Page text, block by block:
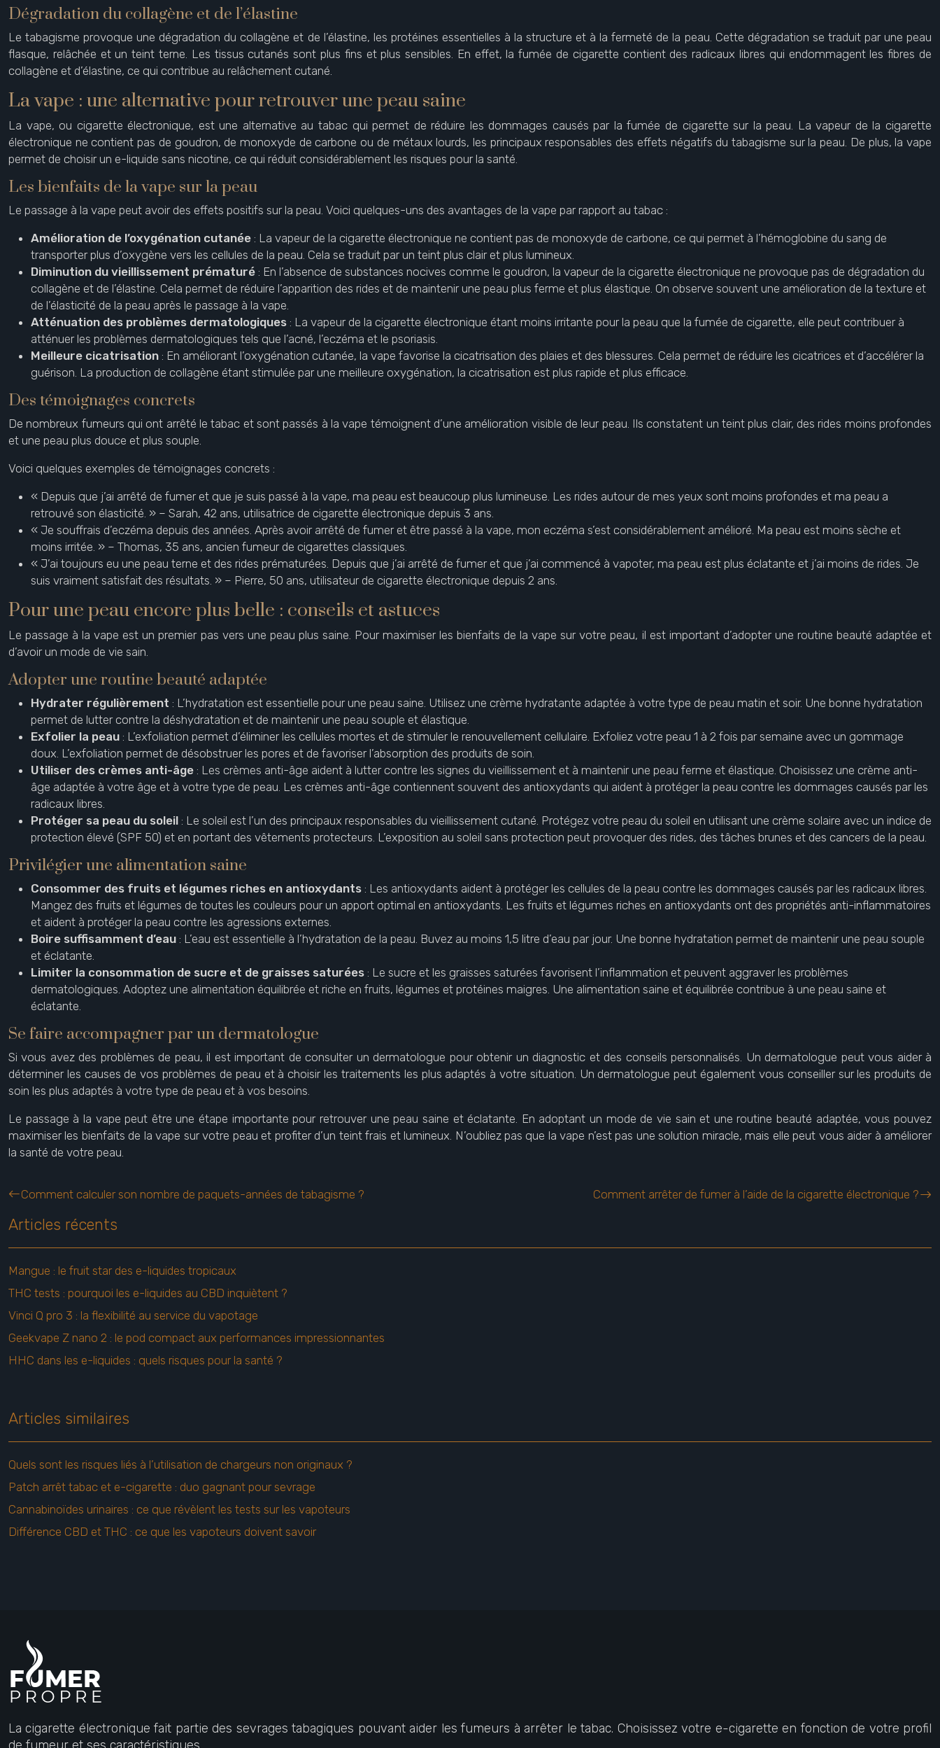
Dégradation du collagène et de l’élastine
Le tabagisme provoque une dégradation du collagène et de l’élastine, les protéines essentielles à la structure et à la fermeté de la peau. Cette dégradation se traduit par une peau
flasque, relâchée et un teint terne. Les tissus cutanés sont plus fins et plus sensibles. En effet, la fumée de cigarette contient des radicaux libres qui endommagent les fibres de
collagène et d’élastine, ce qui contribue au relâchement cutané.
La vape : une alternative pour retrouver une peau saine
La vape, ou cigarette électronique, est une alternative au tabac qui permet de réduire les dommages causés par la fumée de cigarette sur la peau. La vapeur de la cigarette
électronique ne contient pas de goudron, de monoxyde de carbone ou de métaux lourds, les principaux responsables des effets négatifs du tabagisme sur la peau. De plus, la vape
permet de choisir un e-liquide sans nicotine, ce qui réduit considérablement les risques pour la santé.
Les bienfaits de la vape sur la peau
Le passage à la vape peut avoir des effets positifs sur la peau. Voici quelques-uns des avantages de la vape par rapport au tabac :
Amélioration de l’oxygénation cutanée : La vapeur de la cigarette électronique ne contient pas de monoxyde de carbone, ce qui permet à l’hémoglobine du sang de
transporter plus d’oxygène vers les cellules de la peau. Cela se traduit par un teint plus clair et plus lumineux.
Diminution du vieillissement prématuré : En l’absence de substances nocives comme le goudron, la vapeur de la cigarette électronique ne provoque pas de dégradation du
collagène et de l’élastine. Cela permet de réduire l’apparition des rides et de maintenir une peau plus ferme et plus élastique. On observe souvent une amélioration de la texture et
de l’élasticité de la peau après le passage à la vape.
Atténuation des problèmes dermatologiques : La vapeur de la cigarette électronique étant moins irritante pour la peau que la fumée de cigarette, elle peut contribuer à
atténuer les problèmes dermatologiques tels que l’acné, l’eczéma et le psoriasis.
Meilleure cicatrisation : En améliorant l’oxygénation cutanée, la vape favorise la cicatrisation des plaies et des blessures. Cela permet de réduire les cicatrices et d’accélérer la
guérison. La production de collagène étant stimulée par une meilleure oxygénation, la cicatrisation est plus rapide et plus efficace.
Des témoignages concrets
De nombreux fumeurs qui ont arrêté le tabac et sont passés à la vape témoignent d’une amélioration visible de leur peau. Ils constatent un teint plus clair, des rides moins profondes
et une peau plus douce et plus souple.
Voici quelques exemples de témoignages concrets :
« Depuis que j’ai arrêté de fumer et que je suis passé à la vape, ma peau est beaucoup plus lumineuse. Les rides autour de mes yeux sont moins profondes et ma peau a
retrouvé son élasticité. » – Sarah, 42 ans, utilisatrice de cigarette électronique depuis 3 ans.
« Je souffrais d’eczéma depuis des années. Après avoir arrêté de fumer et être passé à la vape, mon eczéma s’est considérablement amélioré. Ma peau est moins sèche et
moins irritée. » – Thomas, 35 ans, ancien fumeur de cigarettes classiques.
« J’ai toujours eu une peau terne et des rides prématurées. Depuis que j’ai arrêté de fumer et que j’ai commencé à vapoter, ma peau est plus éclatante et j’ai moins de rides. Je
suis vraiment satisfait des résultats. » – Pierre, 50 ans, utilisateur de cigarette électronique depuis 2 ans.
Pour une peau encore plus belle : conseils et astuces
Le passage à la vape est un premier pas vers une peau plus saine. Pour maximiser les bienfaits de la vape sur votre peau, il est important d’adopter une routine beauté adaptée et
d’avoir un mode de vie sain.
Adopter une routine beauté adaptée
Hydrater régulièrement : L’hydratation est essentielle pour une peau saine. Utilisez une crème hydratante adaptée à votre type de peau matin et soir. Une bonne hydratation
permet de lutter contre la déshydratation et de maintenir une peau souple et élastique.
Exfolier la peau : L’exfoliation permet d’éliminer les cellules mortes et de stimuler le renouvellement cellulaire. Exfoliez votre peau 1 à 2 fois par semaine avec un gommage
doux. L’exfoliation permet de désobstruer les pores et de favoriser l’absorption des produits de soin.
Utiliser des crèmes anti-âge : Les crèmes anti-âge aident à lutter contre les signes du vieillissement et à maintenir une peau ferme et élastique. Choisissez une crème anti-
âge adaptée à votre âge et à votre type de peau. Les crèmes anti-âge contiennent souvent des antioxydants qui aident à protéger la peau contre les dommages causés par les
radicaux libres.
Protéger sa peau du soleil : Le soleil est l’un des principaux responsables du vieillissement cutané. Protégez votre peau du soleil en utilisant une crème solaire avec un indice de
protection élevé (SPF 50) et en portant des vêtements protecteurs. L’exposition au soleil sans protection peut provoquer des rides, des tâches brunes et des cancers de la peau.
Privilégier une alimentation saine
Consommer des fruits et légumes riches en antioxydants : Les antioxydants aident à protéger les cellules de la peau contre les dommages causés par les radicaux libres.
Mangez des fruits et légumes de toutes les couleurs pour un apport optimal en antioxydants. Les fruits et légumes riches en antioxydants ont des propriétés anti-inflammatoires
et aident à protéger la peau contre les agressions externes.
Boire suffisamment d’eau : L’eau est essentielle à l’hydratation de la peau. Buvez au moins 1,5 litre d’eau par jour. Une bonne hydratation permet de maintenir une peau souple
et éclatante.
Limiter la consommation de sucre et de graisses saturées : Le sucre et les graisses saturées favorisent l’inflammation et peuvent aggraver les problèmes
dermatologiques. Adoptez une alimentation équilibrée et riche en fruits, légumes et protéines maigres. Une alimentation saine et équilibrée contribue à une peau saine et
éclatante.
Se faire accompagner par un dermatologue
Si vous avez des problèmes de peau, il est important de consulter un dermatologue pour obtenir un diagnostic et des conseils personnalisés. Un dermatologue peut vous aider à
déterminer les causes de vos problèmes de peau et à choisir les traitements les plus adaptés à votre situation. Un dermatologue peut également vous conseiller sur les produits de
soin les plus adaptés à votre type de peau et à vos besoins.
Le passage à la vape peut être une étape importante pour retrouver une peau saine et éclatante. En adoptant un mode de vie sain et une routine beauté adaptée, vous pouvez
maximiser les bienfaits de la vape sur votre peau et profiter d’un teint frais et lumineux. N’oubliez pas que la vape n’est pas une solution miracle, mais elle peut vous aider à améliorer
la santé de votre peau.
Comment calculer son nombre de paquets-années de tabagisme ? Comment arrêter de fumer à l’aide de la cigarette électronique ?
Articles récents
Mangue : le fruit star des e-liquides tropicaux
THC tests : pourquoi les e-liquides au CBD inquiètent ?
Vinci Q pro 3 : la flexibilité au service du vapotage
Geekvape Z nano 2 : le pod compact aux performances impressionnantes
HHC dans les e-liquides : quels risques pour la santé ?
Articles similaires
Quels sont les risques liés à l’utilisation de chargeurs non originaux ?
Patch arrêt tabac et e-cigarette : duo gagnant pour sevrage
Cannabinoïdes urinaires : ce que révèlent les tests sur les vapoteurs
Différence CBD et THC : ce que les vapoteurs doivent savoir
La cigarette électronique fait partie des sevrages tabagiques pouvant aider les fumeurs à arrêter le tabac. Choisissez votre e-cigarette en fonction de votre profil